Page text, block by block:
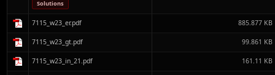
Solutions
7115_w23_er.pdf 885.877 KB
7115_w23_gt.pdf 99.861 KB
7115_w23_in_21.pdf 161.11 KB